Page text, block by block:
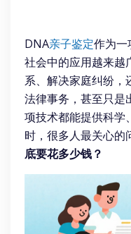
DNA亲子鉴定作为一
社会中的应用越来越
系、解决家庭纠纷，
法律事务，甚至只是
项技术都能提供科学
时，很多人最关心的
底要花多少钱？